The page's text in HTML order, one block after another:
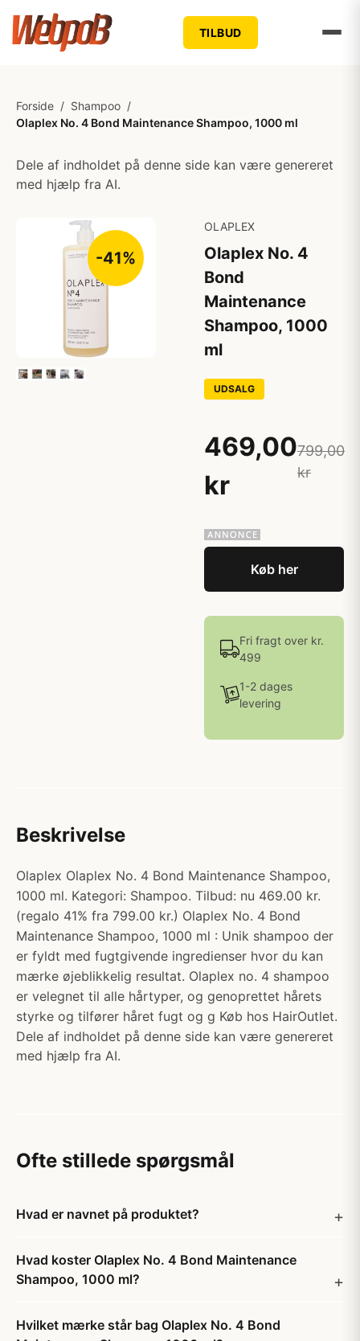
TILBUD
Forside / Shampoo /
Olaplex No. 4 Bond Maintenance Shampoo, 1000 ml
Dele af indholdet på denne side kan være genereret
med hjælp fra AI.
-41%
OLAPLEX
Olaplex No. 4
Bond
Maintenance
Shampoo, 1000
ml
UDSALG
469,00
kr
799,00
kr
Køb her
Fri fragt over kr.
499
1-2 dages
levering
Beskrivelse
Olaplex Olaplex No. 4 Bond Maintenance Shampoo,
1000 ml. Kategori: Shampoo. Tilbud: nu 469.00 kr.
(regalo 41% fra 799.00 kr.) Olaplex No. 4 Bond
Maintenance Shampoo, 1000 ml : Unik shampoo der
er fyldt med fugtgivende ingredienser hvor du kan
mærke øjeblikkelig resultat. Olaplex no. 4 shampoo
er velegnet til alle hårtyper, og genoprettet hårets
styrke og tilfører håret fugt og g Køb hos HairOutlet.
Dele af indholdet på denne side kan være genereret
med hjælp fra AI.
Ofte stillede spørgsmål
Hvad er navnet på produktet?
Hvad koster Olaplex No. 4 Bond Maintenance
Shampoo, 1000 ml?
Hvilket mærke står bag Olaplex No. 4 Bond